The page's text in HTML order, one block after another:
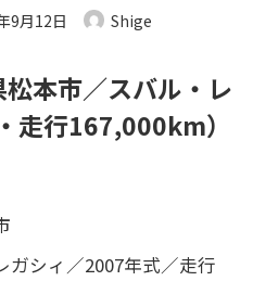
新日時 :
9月12日 Shige
松本市／スバル・レ
走行167,000km）
ガシィ／2007年式／走行